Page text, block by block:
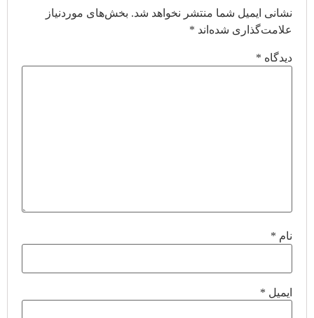
نشانی ایمیل شما منتشر نخواهد شد. بخش‌های موردنیاز
علامت‌گذاری شده‌اند *
دیدگاه *
نام *
ایمیل *